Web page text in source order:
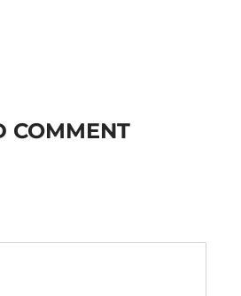
COMMENT